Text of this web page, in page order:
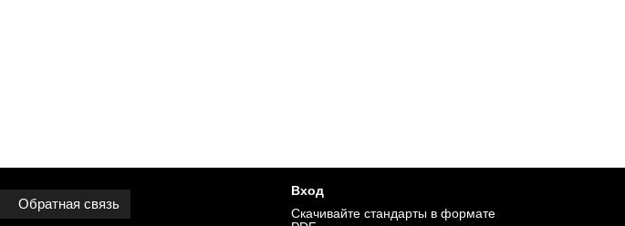
Обратная связь
Вход
Cкачивайте стандарты в формате